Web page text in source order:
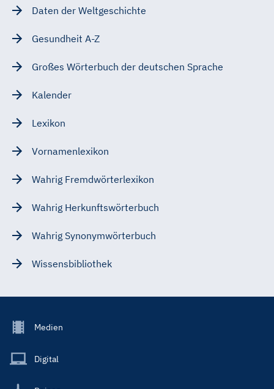
Daten der Weltgeschichte
Gesundheit A-Z
Großes Wörterbuch der deutschen Sprache
Kalender
Lexikon
Vornamenlexikon
Wahrig Fremdwörterlexikon
Wahrig Herkunftswörterbuch
Wahrig Synonymwörterbuch
Wissensbibliothek
Footer
Main
Medien
Digital